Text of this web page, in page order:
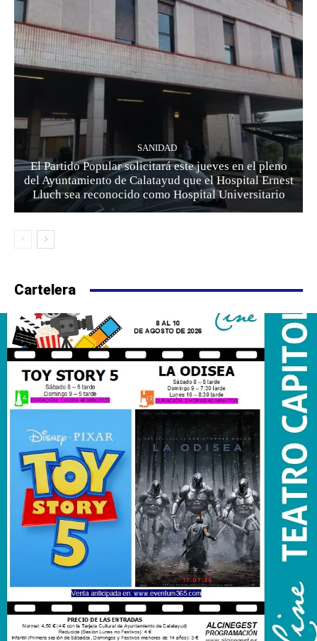
SANIDAD
El Partido Popular solicitará este jueves en el pleno
del Ayuntamiento de Calatayud que el Hospital Ernest
Lluch sea reconocido como Hospital Universitario
Cartelera